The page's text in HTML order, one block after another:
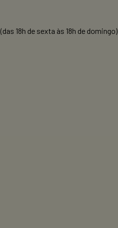
18h de sexta às 18h de domingo)